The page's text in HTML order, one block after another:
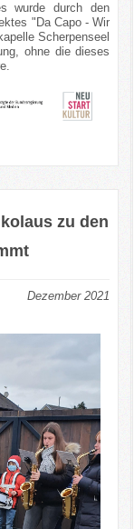
wurde durch den
"Da Capo - Wir
Scherpenseel
ohne die dieses
zu den
Dezember 2021